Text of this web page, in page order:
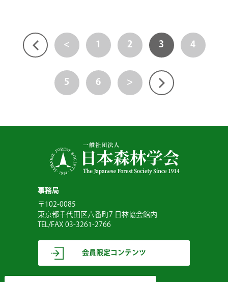
< 1 2 3 4
5 6 >
事務局
〒102-0085
東京都千代田区六番町7 日林協会館内
TEL/FAX 03-3261-2766
会員限定コンテンツ